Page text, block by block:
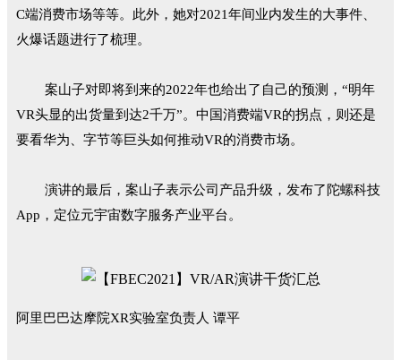
C端消费市场等等。此外，她对2021年间业内发生的大事件、
火爆话题进行了梳理。
案山子对即将到来的2022年也给出了自己的预测，“明年
VR头显的出货量到达2千万”。中国消费端VR的拐点，则还是
要看华为、字节等巨头如何推动VR的消费市场。
演讲的最后，案山子表示公司产品升级，发布了陀螺科技
App，定位元宇宙数字服务产业平台。
阿里巴巴达摩院XR实验室负责人 谭平